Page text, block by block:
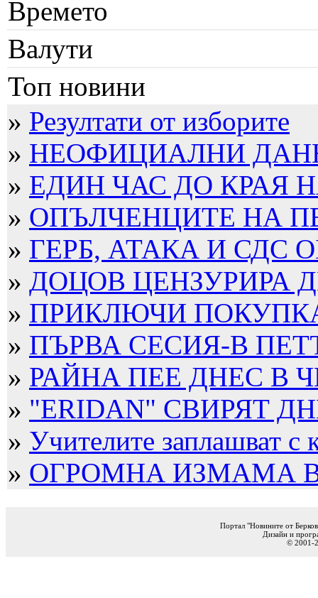
Времето
Валути
Топ новини
» Резултати от изборите
» НЕОФИЦИАЛНИ
» ЕДИН ЧАС ДО КРАЯ
» ОПЪЛЧЕНЦИТЕ НА
» ГЕРБ, АТАКА И СДС
» ДОЦОВ ЦЕНЗУРИРА
» ПРИКЛЮЧИ
» ПЪРВА СЕСИЯ-В
» РАЙНА ПЕЕ ДНЕС В
» "ERIDAN" СВИРЯТ
» Учителите заплашват с
» ОГРОМНА ИЗМАМА В
Портал "Новините от
Дизайн и
© 2001-